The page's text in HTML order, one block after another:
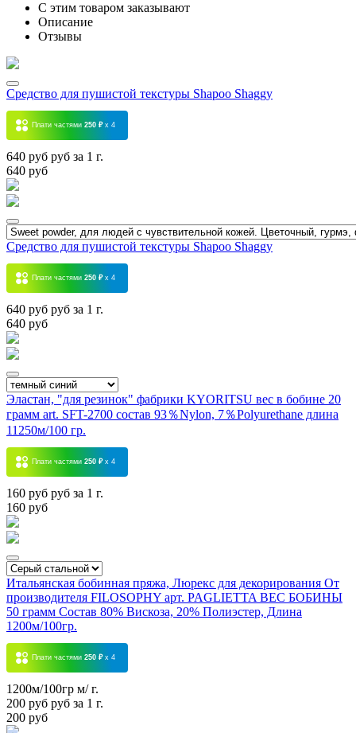
С этим товаром заказывают
Описание
Отзывы
Средство для пушистой текстуры Shapoo Shaggy
Плати частями 250 ₽ x 4
640 руб руб за 1 г.
640 руб
Средство для пушистой текстуры Shapoo Shaggy
Плати частями 250 ₽ x 4
640 руб руб за 1 г.
640 руб
Эластан, "для резинок" фабрики KYORITSU вес в бобине 20
грамм art. SFT-2700 состав 93％Nylon, 7％Polyurethane длина
11250м/100 гр.
Плати частями 250 ₽ x 4
160 руб руб за 1 г.
160 руб
Итальянская бобинная пряжа, Люрекс для декорирования От
производителя FILOSOPHY арт. PAGLIETTA ВЕС БОБИНЫ
50 грамм Состав 80% Вискоза, 20% Полиэстер, Длина
1200м/100гр.
Плати частями 250 ₽ x 4
1200м/100гр м/ г.
200 руб руб за 1 г.
200 руб